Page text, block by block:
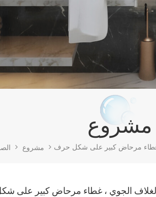
مشروع
مشروع